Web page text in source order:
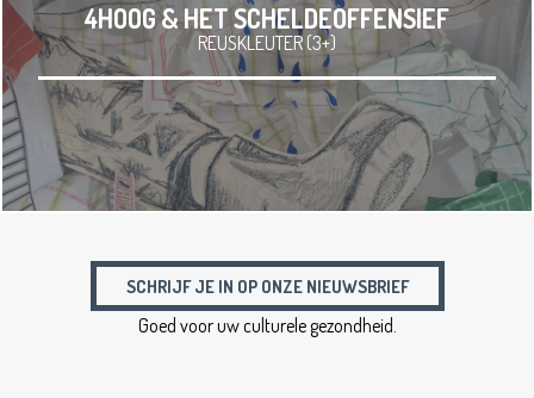
4HOOG & HET SCHELDEOFFENSIEF
REUSKLEUTER (3+)
SCHRIJF JE IN OP ONZE NIEUWSBRIEF
Goed voor uw culturele gezondheid.